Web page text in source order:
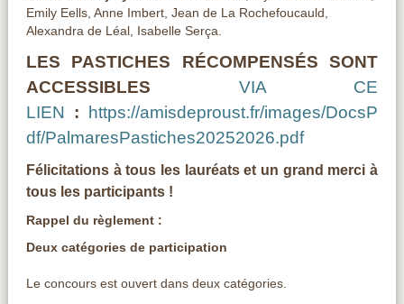
Emily Eells, Anne Imbert, Jean de La Rochefoucauld,
Alexandra de Léal, Isabelle Serça.
LES PASTICHES RÉCOMPENSÉS SONT
ACCESSIBLES VIA CE
LIEN :
https://amisdeproust.fr/images/DocsP
df/PalmaresPastiches20252026.pdf
Félicitations à tous les lauréats et un grand merci à
tous les participants !
Rappel du règlement :
Deux catégories de participation
Le concours est ouvert dans deux catégories.